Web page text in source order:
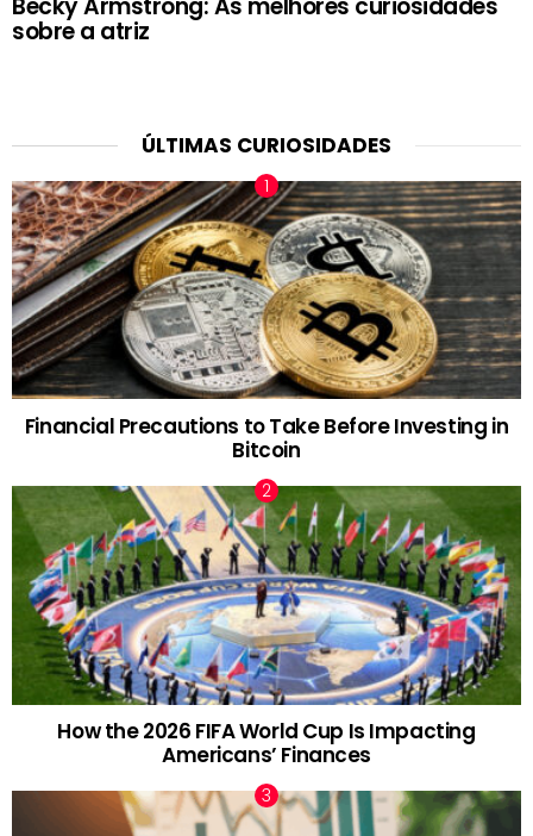
Becky Armstrong: As melhores curiosidades
sobre a atriz
ÚLTIMAS CURIOSIDADES
Financial Precautions to Take Before Investing in
Bitcoin
How the 2026 FIFA World Cup Is Impacting
Americans’ Finances